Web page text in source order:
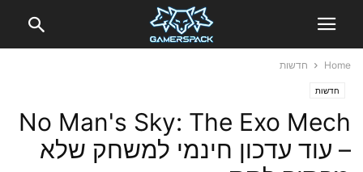
Home חדשות
חדשות
No Man's Sky: The Exo Mech
– עוד עדכון חינמי למשחק שלא